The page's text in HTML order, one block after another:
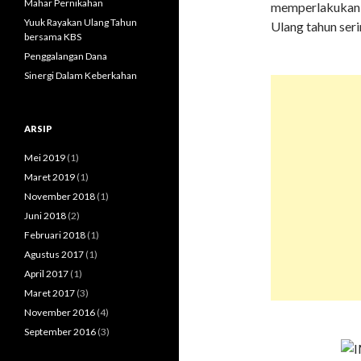
Ulang tahun
:
Mahar Pernikahan
Yuuk Rayakan Ulang Tahun
bersama KBS
Penggalangan Dana
Sinergi Dalam Keberkahan
ARSIP
Mei 2019 (1)
Maret 2019 (1)
November 2018 (1)
Juni 2018 (2)
Februari 2018 (1)
Agustus 2017 (1)
April 2017 (1)
Maret 2017 (3)
November 2016 (4)
September 2016 (3)